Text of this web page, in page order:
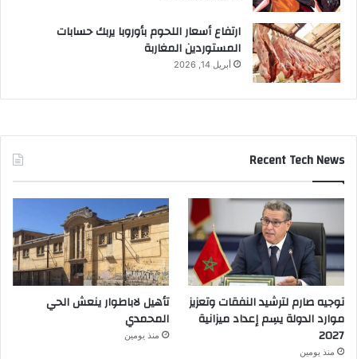
ارتفاع أسعار اللحوم بأوروبا يربك حسابات
المستوردين المغاربة
أبريل 14, 2026
Recent Tech News
توجيه صارم لترشيد النفقات وتعزيز
موارد الدولة يسِم إعداد ميزانية
2027
منذ يومين
تأهيل لاباطوار ينعش الحي
المحمدي
منذ يومين